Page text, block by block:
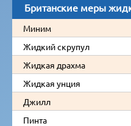
Британские меры
Миним
Жидкий скрупул
Жидкая драхма
Жидкая унция
Джилл
Пинта